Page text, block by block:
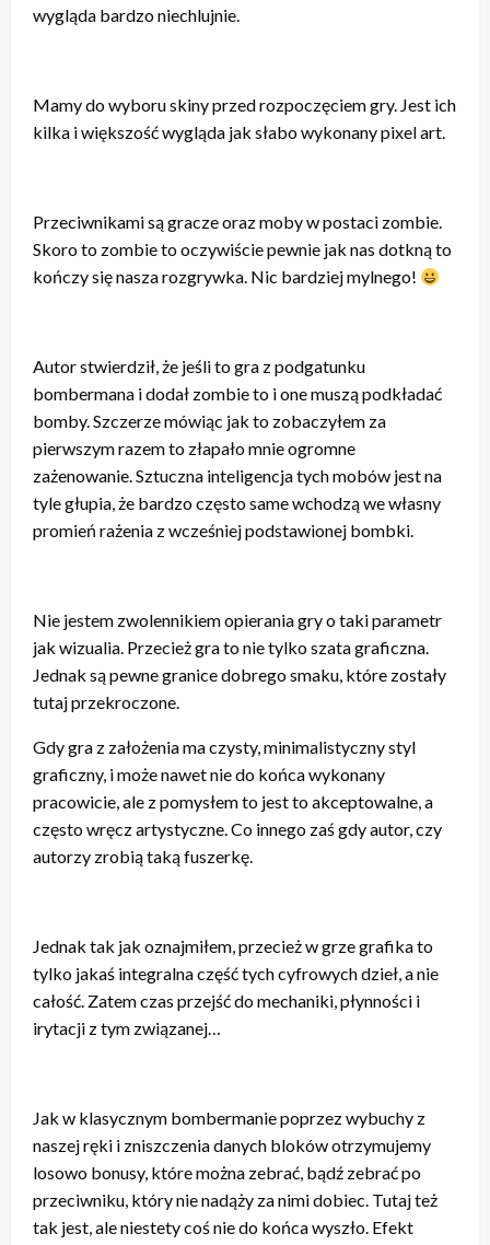
wygląda bardzo niechlujnie.
Mamy do wyboru skiny przed rozpoczęciem gry. Jest ich
kilka i większość wygląda jak słabo wykonany pixel art.
Przeciwnikami są gracze oraz moby w postaci zombie.
Skoro to zombie to oczywiście pewnie jak nas dotkną to
kończy się nasza rozgrywka. Nic bardziej mylnego!
Autor stwierdził, że jeśli to gra z podgatunku
bombermana i dodał zombie to i one muszą podkładać
bomby. Szczerze mówiąc jak to zobaczyłem za
pierwszym razem to złapało mnie ogromne
zażenowanie. Sztuczna inteligencja tych mobów jest na
tyle głupia, że bardzo często same wchodzą we własny
promień rażenia z wcześniej podstawionej bombki.
Nie jestem zwolennikiem opierania gry o taki parametr
jak wizualia. Przecież gra to nie tylko szata graficzna.
Jednak są pewne granice dobrego smaku, które zostały
tutaj przekroczone.
Gdy gra z założenia ma czysty, minimalistyczny styl
graficzny, i może nawet nie do końca wykonany
pracowicie, ale z pomysłem to jest to akceptowalne, a
często wręcz artystyczne. Co innego zaś gdy autor, czy
autorzy zrobią taką fuszerkę.
Jednak tak jak oznajmiłem, przecież w grze grafika to
tylko jakaś integralna część tych cyfrowych dzieł, a nie
całość. Zatem czas przejść do mechaniki, płynności i
irytacji z tym związanej…
Jak w klasycznym bombermanie poprzez wybuchy z
naszej ręki i zniszczenia danych bloków otrzymujemy
losowo bonusy, które można zebrać, bądź zebrać po
przeciwniku, który nie nadąży za nimi dobiec. Tutaj też
tak jest, ale niestety coś nie do końca wyszło. Efekt